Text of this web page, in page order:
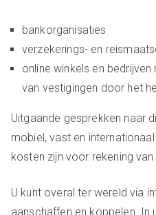
bankorganisaties
verzekerings- en
online winkels en
van vestigingen door het
Uitgaande gesprekken naar
mobiel, vast en
kosten zijn voor rekening
U kunt overal ter wereld via
aanschaffen en koppelen.